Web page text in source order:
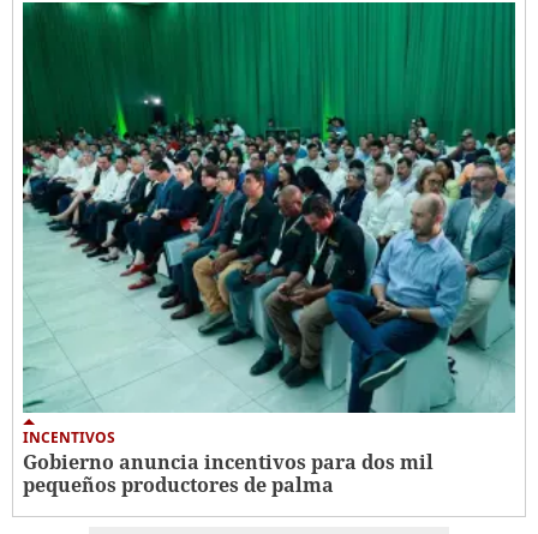
INCENTIVOS
Gobierno anuncia incentivos para dos mil
pequeños productores de palma